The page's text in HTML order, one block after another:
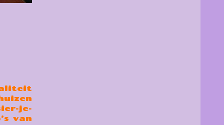
je-
van